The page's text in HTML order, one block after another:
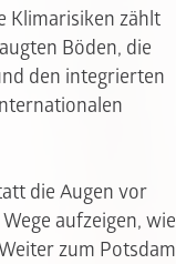
Klimarisiken zählt
Böden, die
den integrierten
die Augen vor
aufzeigen, wie
zum Potsdam